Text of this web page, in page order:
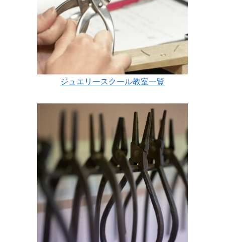
ジュエリースクール教室一覧